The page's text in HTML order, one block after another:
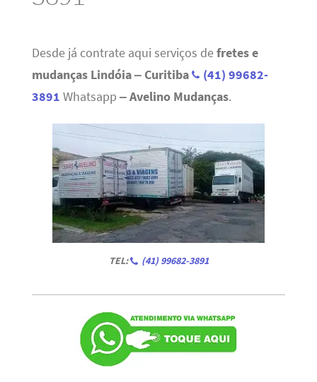
Desde já contrate aqui serviços defretes e
mudanças Lindóia – Curitiba
(41) 99682-
3891 Whatsapp – Avelino Mudanças.
TEL: (41) 99682-3891